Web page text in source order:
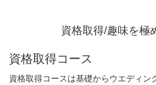
資格取得/趣味を極
資格取得コース
資格取得コースは基礎からウエディン